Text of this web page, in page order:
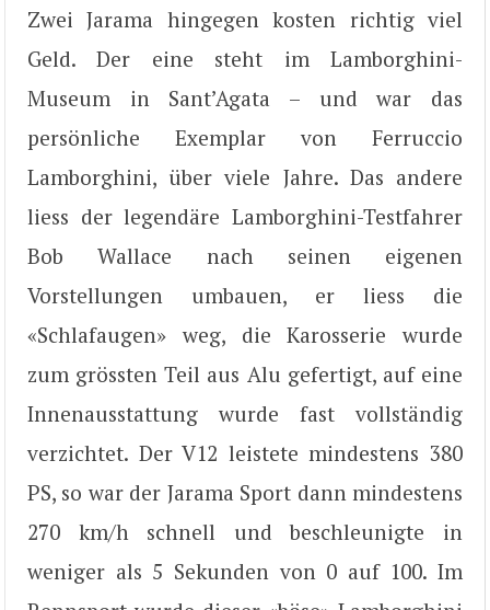
Zwei Jarama hingegen kosten richtig viel
Geld. Der eine steht im Lamborghini-
Museum in Sant’Agata – und war das
persönliche Exemplar von Ferruccio
Lamborghini, über viele Jahre. Das andere
liess der legendäre Lamborghini-Testfahrer
Bob Wallace nach seinen eigenen
Vorstellungen umbauen, er liess die
«Schlafaugen» weg, die Karosserie wurde
zum grössten Teil aus Alu gefertigt, auf eine
Innenausstattung wurde fast vollständig
verzichtet. Der V12 leistete mindestens 380
PS, so war der Jarama Sport dann mindestens
270 km/h schnell und beschleunigte in
weniger als 5 Sekunden von 0 auf 100. Im